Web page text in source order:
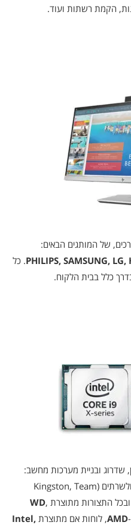
הקמת רשתות ועוד.
של המותגים הבאים:
PHILIPS, SAMSUNG,. כל
שדרוג ובניית מערכות מחשב:
זיכרונות מכל הסוגים לתחנות, לניידים ולשרתים (Kingston, Team
התצורות מתוצרת WD,
AMD, לוחות אם מתוצרת Intel,